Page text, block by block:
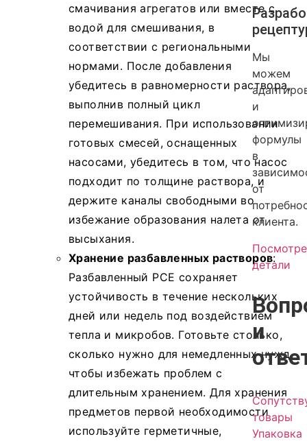
Мы
можем
и
формулы
в
от
клиента.
детали
и
товары
Упаковка
смачивания агрегатов или вместе с
водой для смешивания, в
соответствии с региональными
нормами. После добавления
убедитесь в равномерности раствора,
выполнив полный цикл
перемешивания. При использовании
готовых смесей, оснащенных
насосами, убедитесь в том, что насос
подходит по толщине раствора, и
держите каналы свободными во
избежание образования налета от
высыхания.
Хранение разбавленных растворов:
Разбавленный PCE сохраняет
устойчивость в течение нескольких
дней или недель под воздействием
тепла и микробов. Готовьте столько,
сколько нужно для немедленных нужд,
чтобы избежать проблем с
длительным хранением. Для хранения
предметов первой необходимости
используйте герметичные,